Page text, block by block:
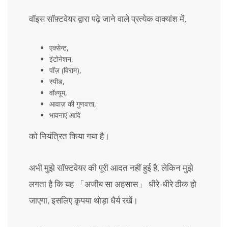
वॉइस सॉफ़्टवेयर द्वारा पढ़े जाने वाले प्रत्येक वाक्यांश में,
एक्सेन्ट,
इंटोनेशन,
पॉज़ (विराम),
स्पीड,
वॉल्यूम,
आवाज़ की गुणवत्ता,
भावनाएं आदि
को नियंत्रित किया गया है।
अभी मुझे सॉफ़्टवेयर की पूरी आदत नहीं हुई है, लेकिन मुझे
लगता है कि यह 「अजीब सा अहसास」 धीरे-धीरे ठीक हो
जाएगा, इसलिए कृपया थोड़ा धैर्य रखें।